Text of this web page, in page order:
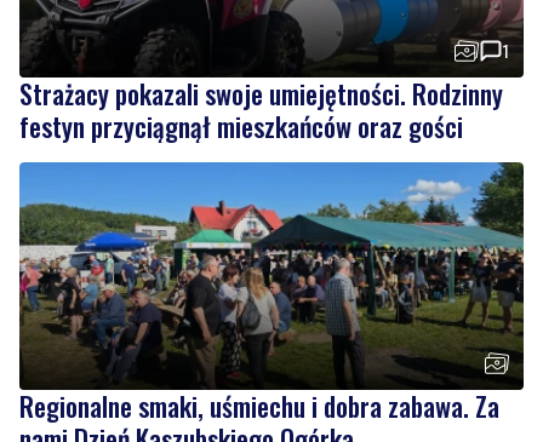
1
Strażacy pokazali swoje umiejętności. Rodzinny
festyn przyciągnął mieszkańców oraz gości
Regionalne smaki, uśmiechu i dobra zabawa. Za